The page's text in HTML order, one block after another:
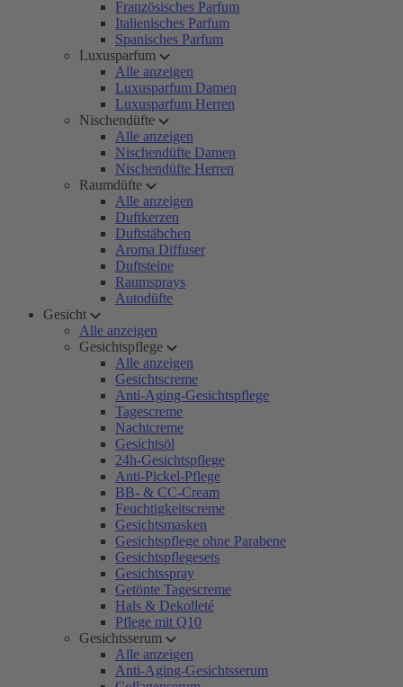
Französisches Parfum
Italienisches Parfum
Spanisches Parfum
Luxusparfum
Alle anzeigen
Luxusparfum Damen
Luxusparfum Herren
Nischendüfte
Alle anzeigen
Nischendüfte Damen
Nischendüfte Herren
Raumdüfte
Alle anzeigen
Duftkerzen
Duftstäbchen
Aroma Diffuser
Duftsteine
Raumsprays
Autodüfte
Gesicht
Alle anzeigen
Gesichtspflege
Alle anzeigen
Gesichtscreme
Anti-Aging-Gesichtspflege
Tagescreme
Nachtcreme
Gesichtsöl
24h-Gesichtspflege
Anti-Pickel-Pflege
BB- & CC-Cream
Feuchtigkeitscreme
Gesichtsmasken
Gesichtspflege ohne Parabene
Gesichtspflegesets
Gesichtsspray
Getönte Tagescreme
Hals & Dekolleté
Pflege mit Q10
Gesichtsserum
Alle anzeigen
Anti-Aging-Gesichtsserum